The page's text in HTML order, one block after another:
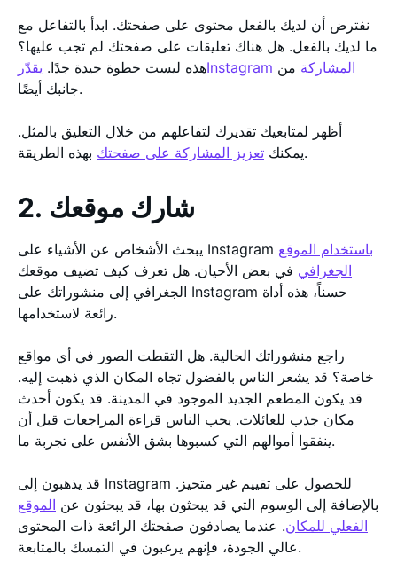
نفترض أن لديك بالفعل محتوى على صفحتك. ابدأ بالتفاعل مع
ما لديك بالفعل. هل هناك تعليقات على صفحتك لم تجب عليها؟
هذه ليست خطوة جيدة جدًا.
يقدّرInstagram المشاركة من
جانبك أيضًا.
أظهر لمتابعيك تقديرك لتفاعلهم من خلال التعليق بالمثل.
يمكنك تعزيز المشاركة على صفحتك بهذه الطريقة.
2. شارك موقعك
يبحث الأشخاص عن الأشياء على Instagram باستخدام الموقع
الجغرافي في بعض الأحيان. هل تعرف كيف تضيف موقعك
الجغرافي إلى منشوراتك على Instagram حسناً، هذه أداة
رائعة لاستخدامها.
راجع منشوراتك الحالية. هل التقطت الصور في أي مواقع
خاصة؟ قد يشعر الناس بالفضول تجاه المكان الذي ذهبت إليه.
قد يكون المطعم الجديد الموجود في المدينة. قد يكون أحدث
مكان جذب للعائلات. يحب الناس قراءة المراجعات قبل أن
ينفقوا أموالهم التي كسبوها بشق الأنفس على تجربة ما.
قد يذهبون إلى Instagram للحصول على تقييم غير متحيز.
بالإضافة إلى الوسوم التي قد يبحثون بها، قد يبحثون عن الموقع
الفعلي للمكان. عندما يصادفون صفحتك الرائعة ذات المحتوى
عالي الجودة، فإنهم يرغبون في التمسك بالمتابعة.